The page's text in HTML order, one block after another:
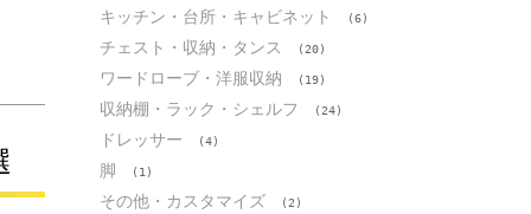
キッチン・台所・キャビネット (6)
チェスト・収納・タンス (20)
ワードローブ・洋服収納 (19)
収納棚・ラック・シェルフ (24)
ドレッサー (4)
脚 (1)
その他・カスタマイズ (2)